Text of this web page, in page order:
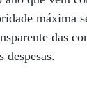
máxima
das
despesas.